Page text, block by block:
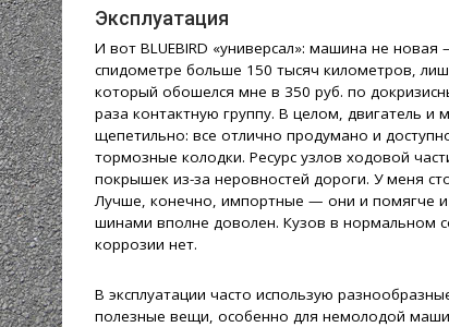
Эксплуатация
И вот BLUEBIRD «универсал»: машина не
спидометре больше 150 тысяч километров,
который обошелся мне в 350 руб. по
раза контактную группу. В целом, двигатель
щепетильно: все отлично продумано и
тормозные колодки. Ресурс узлов ходовой
покрышек из-за неровностей дороги. У меня
Лучше, конечно, импортные — они и помягче
шинами вполне доволен. Кузов в нормальном
коррозии нет.
В эксплуатации часто использую
полезные вещи, особенно для немолодой